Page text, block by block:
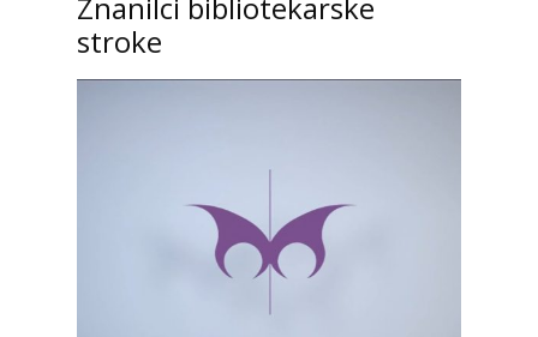
stroke